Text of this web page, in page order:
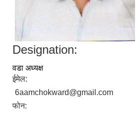
Designation:
वडा अध्यक्ष
ईमेल:
6aamchokward@gmail.com
फोन: